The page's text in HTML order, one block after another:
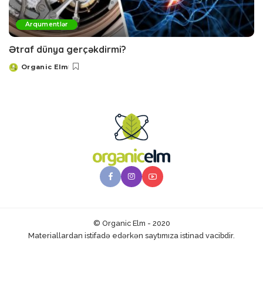
Arqumentlər
Ətraf dünya gerçəkdirmi?
Posted
Organic Elm
© Organic Elm - 2020
Materiallardan istifadə edərkən saytımıza istinad vacibdir.